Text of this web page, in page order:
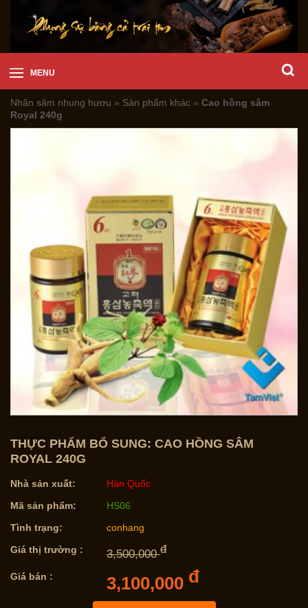
MENU
Nhân sâm nhung hươu » Sản phẩm khác » Cao hồng sâm
Royal 240g
THỰC PHẨM BỔ SUNG: CAO HỒNG SÂM
ROYAL 240G
Nhà sản xuất:
Hàn Quốc
Mã sản phẩm:
HS06
Tình trạng:
conhang
Giá thị trường :
3,500,000đ
Giá bán : 3,100,000 đ